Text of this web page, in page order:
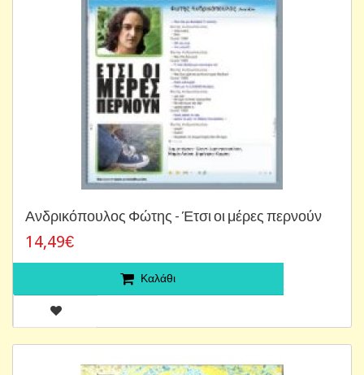
Ανδρικόπουλος Φώτης - Έτσι οι μέρες περνούν
14,49€
Καλάθι